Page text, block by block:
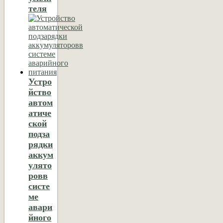
теля
Устро
йство
автом
атиче
ской
подза
рядки
аккум
улято
ровв
систе
ме
авари
йного